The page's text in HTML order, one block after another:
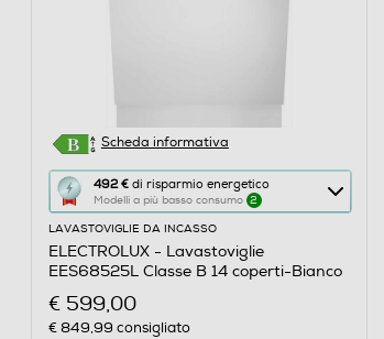
Scheda informativa
492 €di risparmio energetico
Modelli a più basso consumo 2
Questa
azione
aprirà
il
di
LAVASTOVIGLIE DA INCASSO
ELECTROLUX - Lavastoviglie
EES68525L Classe B 14 coperti-Bianco
€ 599,00
€ 849,99 consigliato